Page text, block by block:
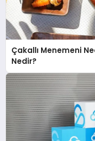
Çakallı Menemeni
Nedir?